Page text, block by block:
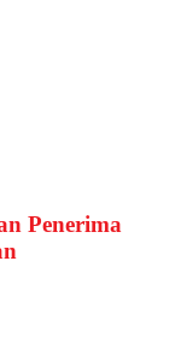
Penerima